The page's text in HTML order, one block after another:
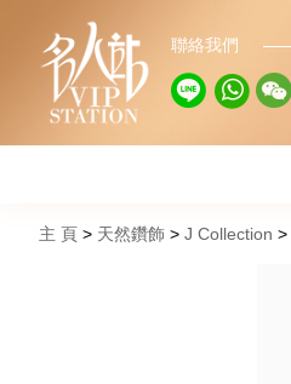
聯絡我們
主 頁 天然鑽飾 J Collection